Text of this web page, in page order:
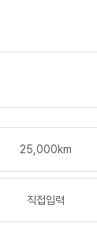
25,000km
직접입력